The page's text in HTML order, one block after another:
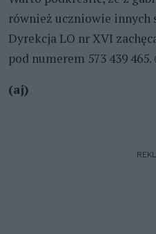
również uczniowie innych
Dyrekcja LO nr XVI
pod numerem 573 439
(aj)